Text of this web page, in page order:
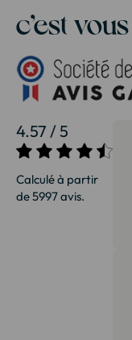
c’est vous
4.57 / 5
Calculé à partir
de 5997 avis.